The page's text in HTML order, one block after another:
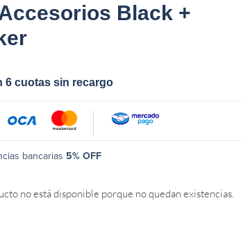
Black +
6 cuotas sin recargo
bancarias 5% OFF
no está disponible porque no quedan existencias.